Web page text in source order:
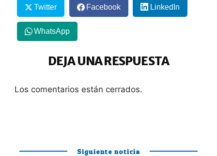
Twitter Facebook LinkedIn
WhatsApp
DEJA UNA RESPUESTA
Los comentarios están cerrados.
Siguiente noticia